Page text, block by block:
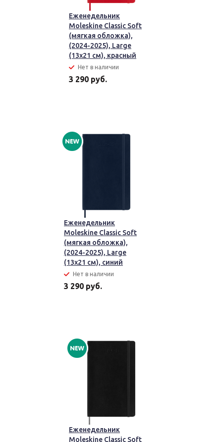
Еженедельник
Moleskine Classic Soft
(мягкая обложка),
(2024-2025), Large
(13x21 см), красный
Нет в наличии
3 290 руб.
Еженедельник
Moleskine Classic Soft
(мягкая обложка),
(2024-2025), Large
(13x21 см), синий
Нет в наличии
3 290 руб.
Еженедельник
Moleskine Classic Soft